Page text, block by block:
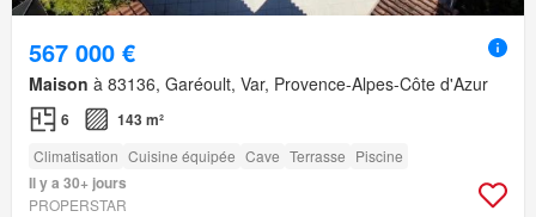
567 000 €
Maison à 83136, Garéoult, Var, Provence-Alpes-Côte d'Azur
6 143 m²
Climatisation Cuisine équipée Cave Terrasse Piscine
Il y a 30+ jours
PROPERSTAR